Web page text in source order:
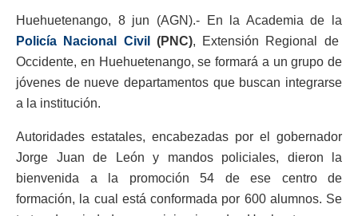
Huehuetenango, 8 jun (AGN).- En la Academia de la
Policía Nacional Civil
(PNC), Extensión Regional de
Occidente, en Huehuetenango, se formará a un grupo de
jóvenes de nueve departamentos que buscan integrarse
a la institución.
Autoridades estatales, encabezadas por el gobernador
Jorge Juan de León y mandos policiales, dieron la
bienvenida a la promoción 54 de ese centro de
formación, la cual está conformada por 600 alumnos. Se